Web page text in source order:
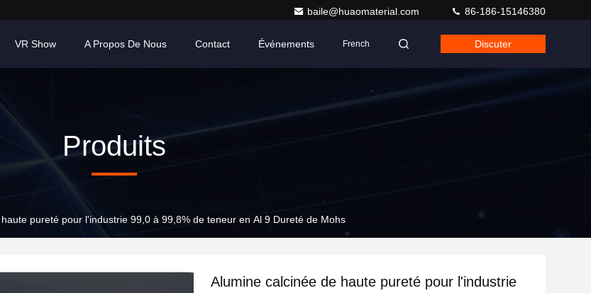
baile@huaomaterial.com 86-186-15146380
VR Show A Propos De Nous Contact Événements French Discuter
Produits
pureté pour l'industrie 99,0 à 99,8% de teneur en Al 9 Dureté de Mohs
Alumine calcinée de haute pureté pour l'industrie